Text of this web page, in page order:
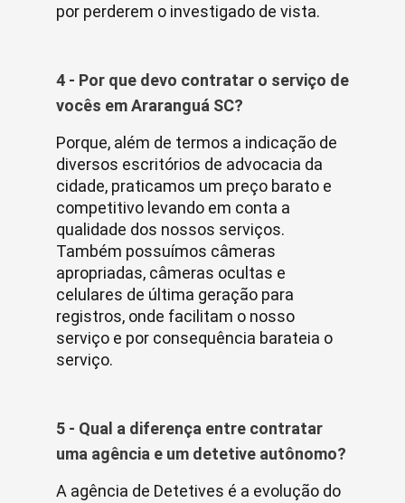
por perderem o investigado de vista.
4 - Por que devo contratar o serviço de
vocês em Araranguá SC?
Porque, além de termos a indicação de
diversos escritórios de advocacia da
cidade, praticamos um preço barato e
competitivo levando em conta a
qualidade dos nossos serviços.
Também possuímos câmeras
apropriadas, câmeras ocultas e
celulares de última geração para
registros, onde facilitam o nosso
serviço e por consequência barateia o
serviço.
5 - Qual a diferença entre contratar
uma agência e um detetive autônomo?
A agência de Detetives é a evolução do